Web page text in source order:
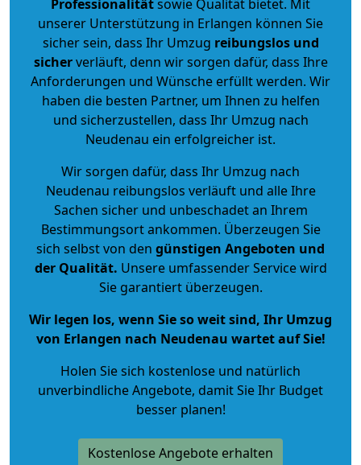
Professionalitätsowie Qualität bietet. Mit
unserer Unterstützung in Erlangen können Sie
sicher sein, dass Ihr Umzug reibungslos und
sicherverläuft, denn wir sorgen dafür, dass Ihre
Anforderungen und Wünsche erfüllt werden. Wir
haben die besten Partner, um Ihnen zu helfen
und sicherzustellen, dass Ihr Umzug nach
Neudenau ein erfolgreicher ist.
Wir sorgen dafür, dass Ihr Umzug nach
Neudenau reibungslos verläuft und alle Ihre
Sachen sicher und unbeschadet an Ihrem
Bestimmungsort ankommen. Überzeugen Sie
sich selbst von den günstigen Angeboten und
der Qualität. Unsere umfassender Service wird
Sie garantiert überzeugen.
Wir legen los, wenn Sie so weit sind, Ihr Umzug
von Erlangen nach Neudenau wartet auf Sie!
Holen Sie sich kostenlose und natürlich
unverbindliche Angebote, damit Sie Ihr Budget
besser planen!
Kostenlose Angebote erhalten